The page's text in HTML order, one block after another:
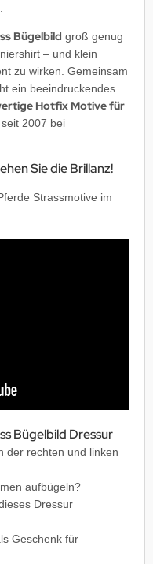
Bügelbild groß genug
– und klein
zu wirken. Gemeinsam
ein beeindruckendes
Hotfix Motive für
2007 bei
Sie die Brillanz!
Strassmotive im
Bügelbild Dressur
der rechten und linken
aufbügeln?
Dressur
Geschenk für